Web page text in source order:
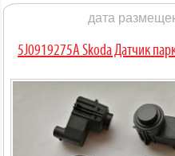
дата
5J0919275A Skoda Датчик